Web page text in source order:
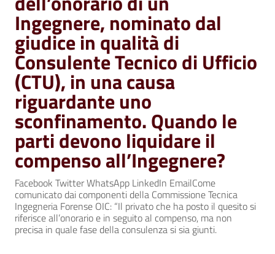
Ingegnere, nominato dal
giudice in qualità di
Consulente Tecnico di Ufficio
(CTU), in una causa
riguardante uno
sconfinamento. Quando le
parti devono liquidare il
compenso all’Ingegnere?
Facebook Twitter WhatsApp LinkedIn EmailCome
comunicato dai componenti della Commissione Tecnica
Ingegneria Forense OIC: “Il privato che ha posto il quesito si
riferisce all’onorario e in seguito al compenso, ma non
precisa in quale fase della consulenza si sia giunti.